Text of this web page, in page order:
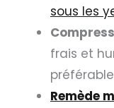
sous les
frais et
Remède